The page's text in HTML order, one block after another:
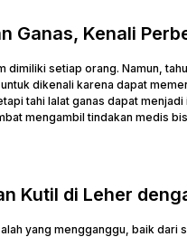
Ganas, Kenali
dimiliki setiap orang. Namun,
dikenali karena dapat
tahi lalat ganas dapat
mengambil tindakan medis
Kutil di Leher
yang mengganggu, baik